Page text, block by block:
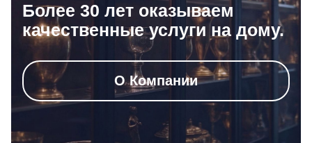
Более 30 лет оказываем
качественные услуги на дому.
О Компании